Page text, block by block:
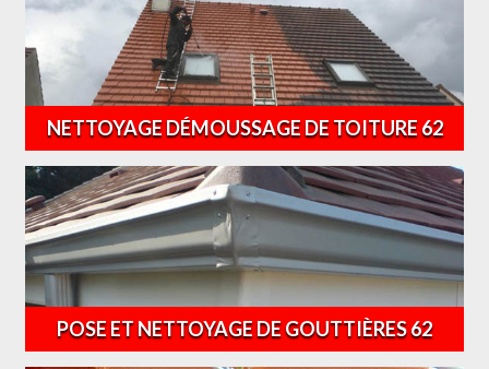
NETTOYAGE DÉMOUSSAGE DE TOITURE 62
POSE ET NETTOYAGE DE GOUTTIÈRES 62